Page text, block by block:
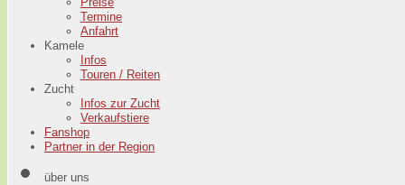
Termine
Anfahrt
Kamele
Infos
Touren / Reiten
Zucht
Infos zur Zucht
Verkaufstiere
Fanshop
Partner in der Region
über uns